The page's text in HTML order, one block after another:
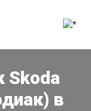
Skoda
в